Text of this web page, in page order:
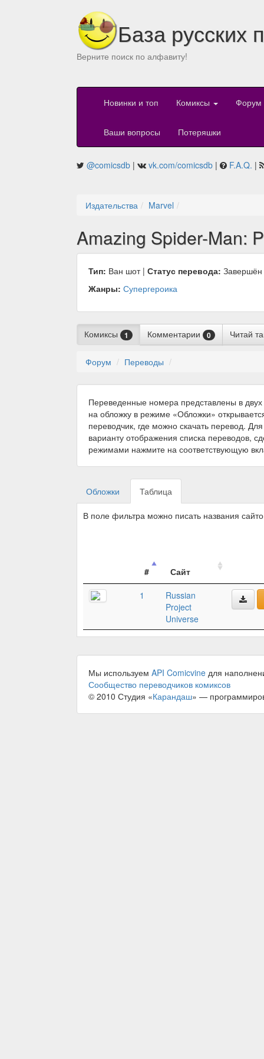
База русских
Верните поиск по алфавиту!
Новинки и топ Комиксы Форум
Ваши вопросы Потеряшки
@comicsdb | vk.com/comicsdb | F.A.Q. |
Издательства Marvel
Amazing Spider-Man:
Тип: Ван шот | Статус перевода:
Жанры: Супергероика
Комиксы 1 Комментарии 0 Читай
Форум Переводы
Переведенные номера представлены в
на обложку в режиме «Обложки»
переводчик, где можно скачать перевод.
варианту отображения списка переводов,
режимами нажмите на соответствующую
Обложки Таблица
В поле фильтра можно писать названия
#
Сайт
1
Russian
Project
Universe
Мы используем API Comicvine для
Сообщество переводчиков комиксов
© 2010 Студия «Карандаш» —